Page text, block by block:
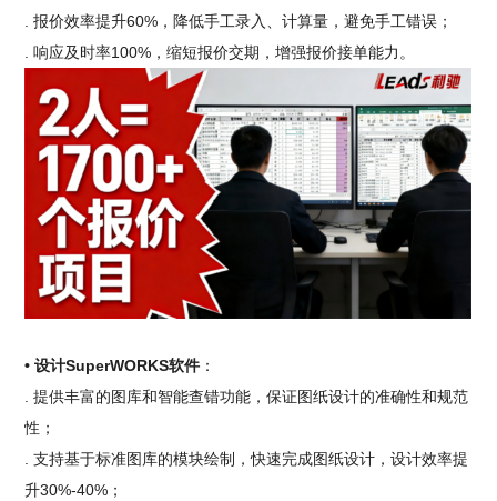
. 报价效率提升60%，降低手工录入、计算量，避免手工错误；
. 响应及时率100%，缩短报价交期，增强报价接单能力。
• 设计SuperWORKS软件 ：
. 提供丰富的图库和智能查错功能，保证图纸设计的准确性和规范
性；
. 支持基于标准图库的模块绘制，快速完成图纸设计，设计效率提
升30%-40%；